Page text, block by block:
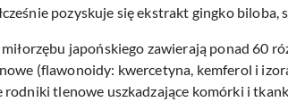
pozyskuje się ekstrakt gingko biloba,
miłorzębu japońskiego zawierają ponad 60
(flawonoidy: kwercetyna, kemferol i
rodniki tlenowe uszkadzające komórki i